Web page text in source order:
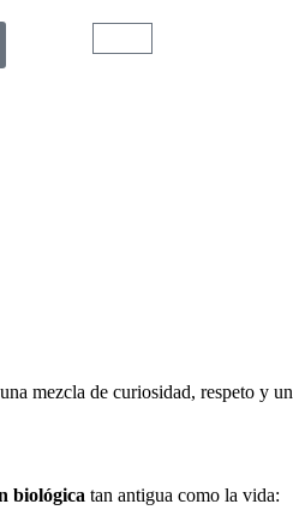
mezcla de curiosidad, respeto y un
biológica tan antigua como la vida: